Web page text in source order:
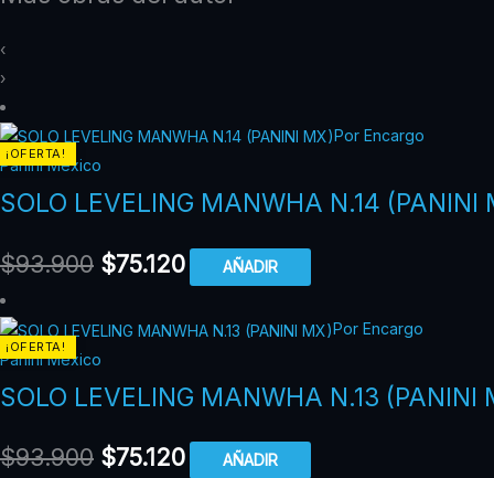
‹
›
¡OFERTA!
Por Encargo
Panini México
SOLO LEVELING MANWHA N.14 (PANINI
$93.900 $75.120 AÑADIR
¡OFERTA!
Por Encargo
Panini México
SOLO LEVELING MANWHA N.13 (PANINI
$93.900 $75.120 AÑADIR